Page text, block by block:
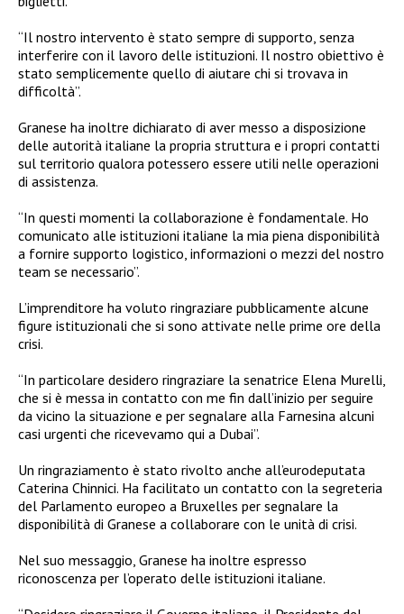
“Il nostro intervento è stato sempre di supporto, senza
interferire con il lavoro delle istituzioni. Il nostro obiettivo è
stato semplicemente quello di aiutare chi si trovava in
difficoltà”.
Granese ha inoltre dichiarato di aver messo a disposizione
delle autorità italiane la propria struttura e i propri contatti
sul territorio qualora potessero essere utili nelle operazioni
di assistenza.
“In questi momenti la collaborazione è fondamentale. Ho
comunicato alle istituzioni italiane la mia piena disponibilità
a fornire supporto logistico, informazioni o mezzi del nostro
team se necessario”.
L’imprenditore ha voluto ringraziare pubblicamente alcune
figure istituzionali che si sono attivate nelle prime ore della
crisi.
“In particolare desidero ringraziare la senatrice Elena Murelli,
che si è messa in contatto con me fin dall’inizio per seguire
da vicino la situazione e per segnalare alla Farnesina alcuni
casi urgenti che ricevevamo qui a Dubai”.
Un ringraziamento è stato rivolto anche all’eurodeputata
Caterina Chinnici. Ha facilitato un contatto con la segreteria
del Parlamento europeo a Bruxelles per segnalare la
disponibilità di Granese a collaborare con le unità di crisi.
Nel suo messaggio, Granese ha inoltre espresso
riconoscenza per l’operato delle istituzioni italiane.